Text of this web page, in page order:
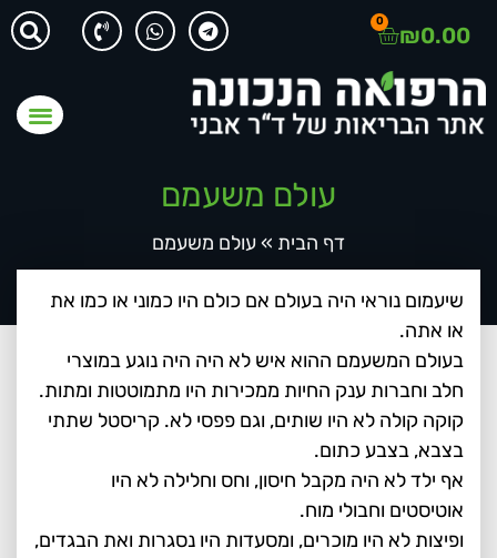
₪0.00
0
עולם משעמם
דף הבית »עולם משעמם
שיעמום נוראי היה בעולם אם כולם היו כמוני או כמו את
או אתה.
בעולם המשעמם ההוא איש לא היה היה נוגע במוצרי
חלב וחברות ענק החיות ממכירות היו מתמוטטות ומתות.
קוקה קולה לא היו שותים, וגם פפסי לא. קריסטל שתתי
בצבא, בצבע כתום.
אף ילד לא היה מקבל חיסון, וחס וחלילה לא היו
אוטיסטים וחבולי מוח.
ופיצות לא היו מוכרים, ומסעדות היו נסגרות ואת הבגדים,